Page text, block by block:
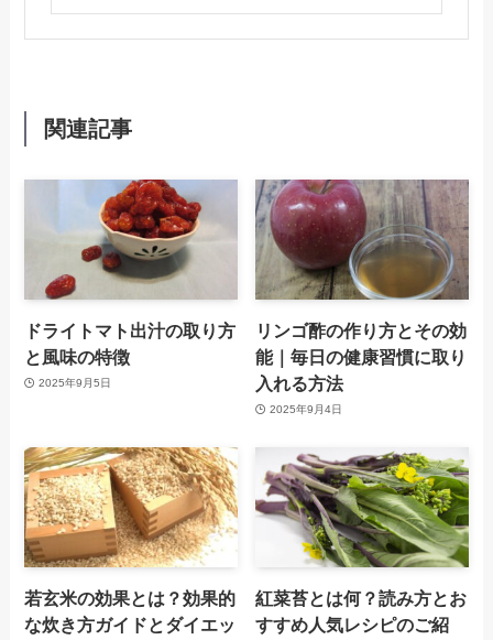
関連記事
ドライトマト出汁の取り方
と風味の特徴
2025年9月5日
リンゴ酢の作り方とその効
能｜毎日の健康習慣に取り
入れる方法
2025年9月4日
若玄米の効果とは？効果的
な炊き方ガイドとダイエッ
紅菜苔とは何？読み方とお
すすめ人気レシピのご紹